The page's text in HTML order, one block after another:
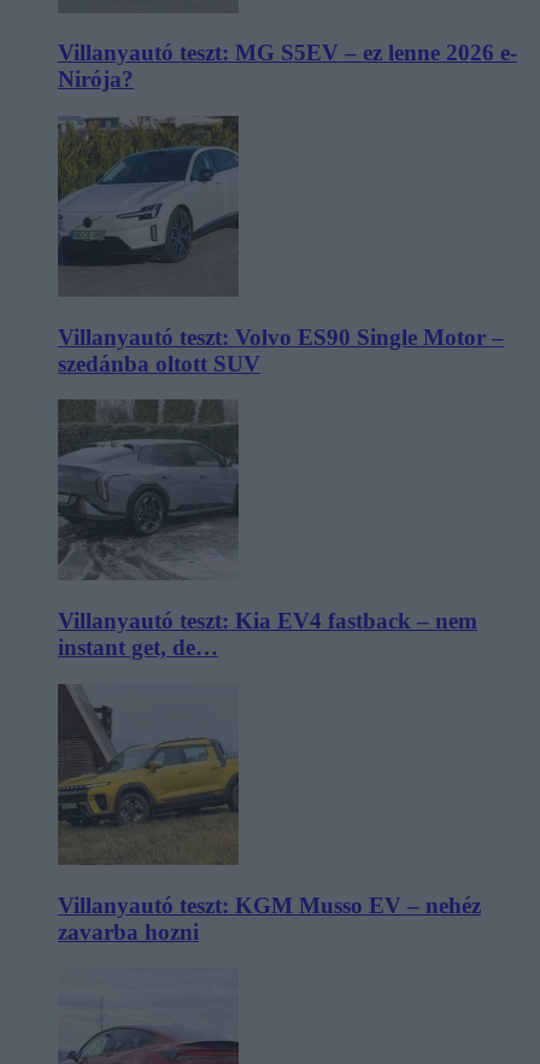
Villanyautó teszt: MG S5EV – ez lenne 2026 e-
Nirója?
Villanyautó teszt: Volvo ES90 Single Motor –
szedánba oltott SUV
Villanyautó teszt: Kia EV4 fastback – nem
instant get, de…
Villanyautó teszt: KGM Musso EV – nehéz
zavarba hozni